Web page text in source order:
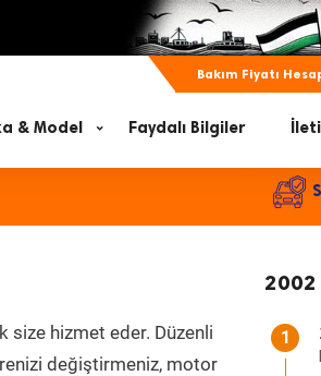
Bakım Fiyatı
& Model Faydalı Bilgiler
size hizmet eder. Düzenli
değiştirmeniz, motor
2002
1